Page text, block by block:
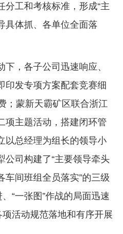
分工和考核标准，形成“主
具体抓、各单位全面落
，各子公司迅速响应、
印发专项方案配套竞赛细
；蒙新天霸矿区联合浙江
项主题活动，搭建闭环管
以总经理为组长的领导小
公司构建了“主要领导牵头
车间班组全员落实”的三级
“一张图”作战的局面迅速
项活动规范落地和有序开展